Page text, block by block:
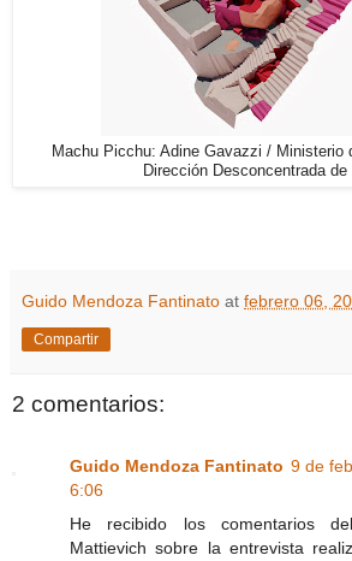
Machu Picchu: Adine Gavazzi / Ministerio
Dirección Desconcentrada de
Guido Mendoza Fantinato at febrero 06,
Compartir
2 comentarios:
Guido Mendoza Fantinato 9 de
6:06
He recibido los comentarios
Mattievich sobre la entrevista